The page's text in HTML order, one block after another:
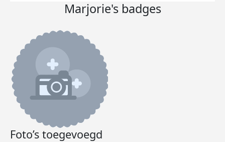
Marjorie's badges
Foto’s toegevoegd